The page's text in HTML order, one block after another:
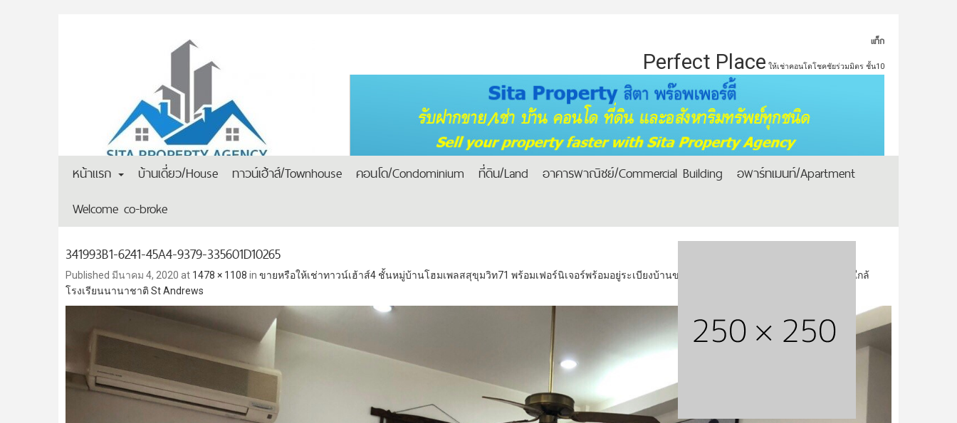
แท็ก
Perfect Place ให้เช่าคอนโดโชคชัยร่วมมิตร ชั้น10
หน้าแรก บ้านเดี่ยว/House ทาวน์เฮ้าส์/Townhouse คอนโด/Condominium ที่ดิน/Land อาคารพาณิชย์/Commercial Building
อพาร์ทเมนท์/Apartment
Welcome co-broke
341993B1-6241-45A4-9379-335601D10265
Published มีนาคม 4, 2020 at 1478 × 1108 in ขายหรือให้เช่าทาวน์เฮ้าส์4 ชั้นหมู่บ้านโฮมเพลสสุขุมวิท71 พร้อมเฟอร์นิเจอร์พร้อมอยู่ระเบียงบ้านขนาดใหญ่ใกล้BTS พระโขนงใกล้โทลเวย์ ใกล้
โรงเรียนนานาชาติ St Andrews